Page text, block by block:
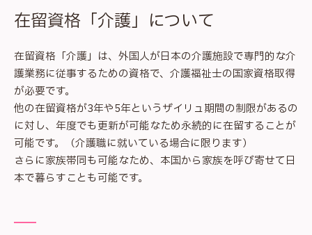
在留資格「介護」について
在留資格「介護」は、外国人が日本の介護施設で専門的な介
護業務に従事するための資格で、介護福祉士の国家資格取得
が必要です。
他の在留資格が3年や5年というザイリュ期間の制限があるの
に対し、年度でも更新が可能なため永続的に在留することが
可能です。（介護職に就いている場合に限ります）
さらに家族帯同も可能なため、本国から家族を呼び寄せて日
本で暮らすことも可能です。